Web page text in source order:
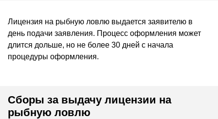
Лицензия на рыбную ловлю выдается заявителю в
день подачи заявления. Процесс оформления может
длится дольше, но не более 30 дней с начала
процедуры оформления.
Сборы за выдачу лицензии на
рыбную ловлю